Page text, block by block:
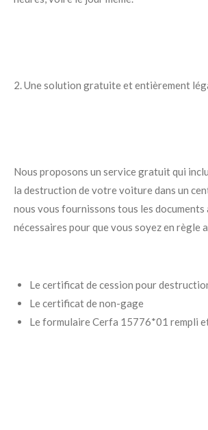
2. Une solution gratuite et entièrement
Nous proposons un service gratuit qui
la destruction de votre voiture dans un
nous vous fournissons tous les
nécessaires pour que vous soyez en règle
Le certificat de cession pour
Le certificat de non-gage
Le formulaire Cerfa 15776*01 rempli